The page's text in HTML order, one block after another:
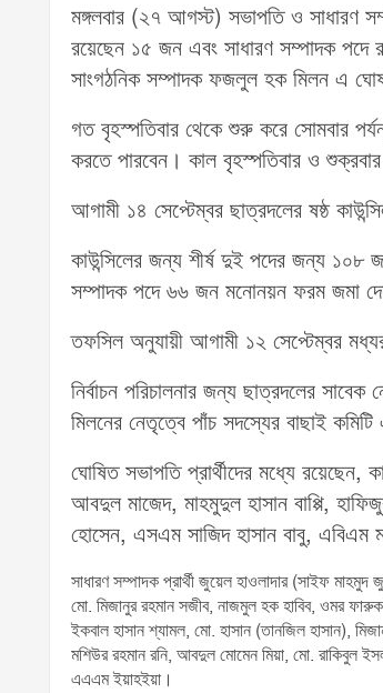
মঙ্গলবার (২৭ আগস্ট) সভাপতি ও সাধারণ
রয়েছেন ১৫ জন এবং সাধারণ সম্পাদক পদে
সাংগঠনিক সম্পাদক ফজলুল হক মিলন এ
গত বৃহস্পতিবার থেকে শুরু করে সোমবার
করতে পারবেন। কাল বৃহস্পতিবার ও
আগামী ১৪ সেপ্টেম্বর ছাত্রদলের ষষ্ঠ
কাউন্সিলের জন্য শীর্ষ দুই পদের জন্য
সম্পাদক পদে ৬৬ জন মনোনয়ন ফরম জমা
তফসিল অনুযায়ী আগামী ১২ সেপ্টেম্বর
নির্বাচন পরিচালনার জন্য ছাত্রদলের
মিলনের নেতৃত্বে পাঁচ সদস্যের বাছাই
ঘোষিত সভাপতি প্রার্থীদের মধ্যে
আবদুল মাজেদ, মাহমুদুল হাসান বাপ্পি,
হোসেন, এসএম সাজিদ হাসান বাবু, এবিএম
সাধারণ সম্পাদক প্রার্থী জুয়েল হাওলাদার (সাইফ
মো. মিজানুর রহমান সজীব, নাজমুল হক হাবিব, ওমর
ইকবাল হাসান শ্যামল, মো. হাসান (তানজিল হাসান),
মশিউর রহমান রনি, আবদুল মোমেন মিয়া, মো. রাকিবুল
এএএম ইয়াহইয়া।